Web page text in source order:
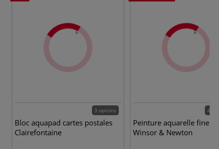
3 options
Bloc aquapad cartes postales
Clairefontaine
48
Peinture aquarelle fine
Winsor & Newton